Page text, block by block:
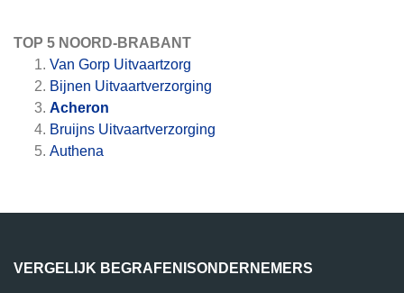
TOP 5 NOORD-BRABANT
Van Gorp Uitvaartzorg
Bijnen Uitvaartverzorging
Acheron
Bruijns Uitvaartverzorging
Authena
VERGELIJK BEGRAFENISONDERNEMERS